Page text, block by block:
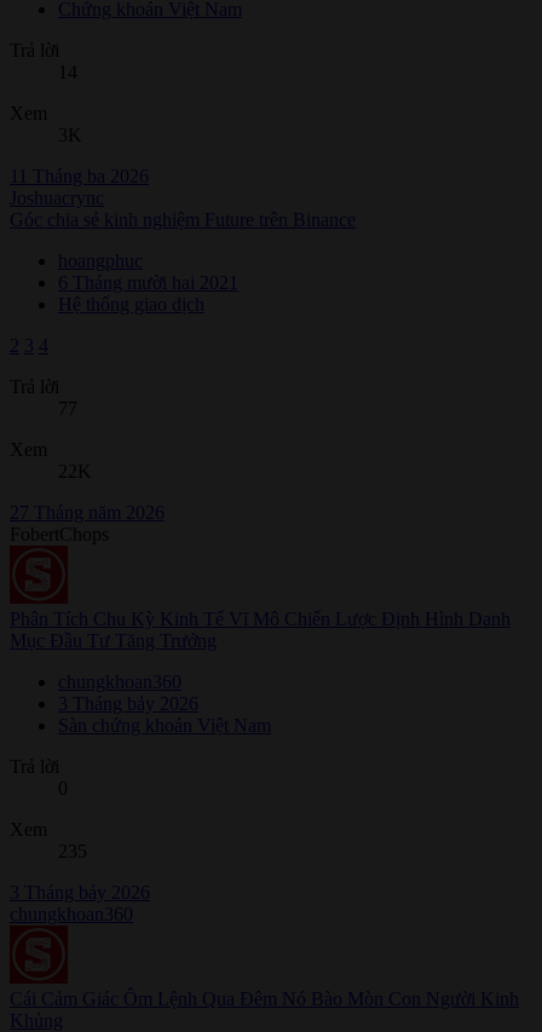
Chứng khoán Việt Nam
Trả lời
14
Xem
3K
11 Tháng ba 2026
Joshuacrync
Góc chia sẻ kinh nghiệm Future trên Binance
hoangphuc
6 Tháng mười hai 2021
Hệ thống giao dịch
3 4
Trả lời
77
Xem
22K
27 Tháng năm 2026
FobertChops
Phân Tích Chu Kỳ Kinh Tế Vĩ Mô Chiến Lược Định Hình Danh
Mục Đầu Tư Tăng Trưởng
chungkhoan360
3 Tháng bảy 2026
Sàn chứng khoán Việt Nam
Trả lời
0
Xem
235
3 Tháng bảy 2026
chungkhoan360
Cái Cảm Giác Ôm Lệnh Qua Đêm Nó Bào Mòn Con Người Kinh
Khủng